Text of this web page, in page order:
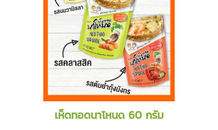
เห็ดทอดนาโหนด 60 กรัม